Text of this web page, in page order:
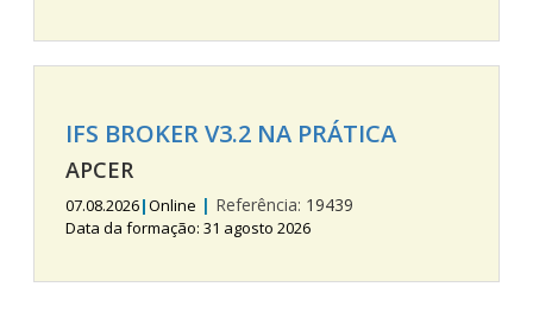
IFS BROKER V3.2 NA PRÁTICA
APCER
07.08.2026|Online | Referência: 19439
Data da formação: 31 agosto 2026